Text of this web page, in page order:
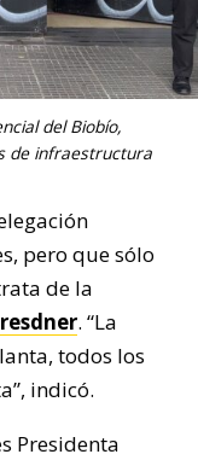
del Biobío,
de infraestructura
pero que sólo
de la
. “La
todos los
indicó.
Presidenta